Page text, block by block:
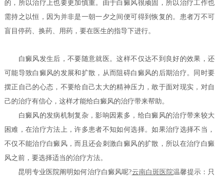
的，所以治疗上也要更加慎重。由于白癜风很顽固，所以治疗工作也
需持之以恒，因为并非是一朝一夕之间便可得到恢复的。患者万不可
盲目停药、换药、用药，要在医生的指导下进行。
白癜风发生后，不要随意就医。这样不仅达不到良好的效果，还
可能导致白癜风的发展和扩散，从而阻碍白癜风的后期治疗。同时要
摆正自己的心态，不要给自己太大的精神压力，敢于面对现实，对自
己的治疗有信心，这样才能给白癜风的治疗带来帮助。
白癜风的发病机制复杂，影响因素多，给白癜风的治疗带来较大
困难，在治疗方法上，许多患者不知如何选择。如果治疗选择不当，
不仅不能治疗白癜风，而且还会刺激白癜风的扩散，所以在治疗白癜
风之前，要选择适当的治疗方法。
昆明专业医院阐明如何治疗白癜风呢?云南白斑医院温馨提示：只